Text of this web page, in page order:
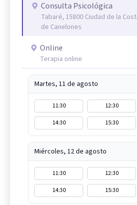
Consulta Psicológica
Tabaré, 15800 Ciudad de la
de Canelones
Online
Terapia online
Martes, 11 de agosto
11:30 12:30
14:30
15:30
Miércoles, 12 de agosto
11:30 12:30
14:30
15:30